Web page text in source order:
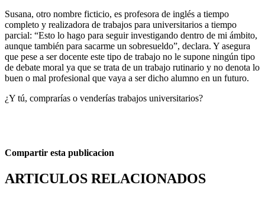
Susana, otro nombre ficticio, es profesora de inglés a tiempo
completo y realizadora de trabajos para universitarios a tiempo
parcial: “Esto lo hago para seguir investigando dentro de mi ámbito,
aunque también para sacarme un sobresueldo”, declara. Y asegura
que pese a ser docente este tipo de trabajo no le supone ningún tipo
de debate moral ya que se trata de un trabajo rutinario y no denota lo
buen o mal profesional que vaya a ser dicho alumno en un futuro.
¿Y tú, comprarías o venderías trabajos universitarios?
Compartir esta publicacion
ARTICULOS RELACIONADOS